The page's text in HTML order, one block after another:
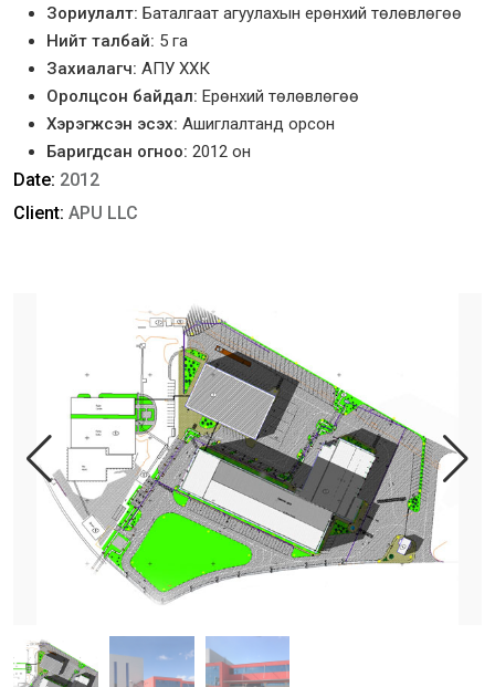
Зориулалт: Баталгаат агуулахын ерөнхий төлөвлөгөө
Нийт талбай: 5 га
Захиалагч: АПУ ХХК
Оролцсон байдал: Ерөнхий төлөвлөгөө
Хэрэгжсэн эсэх: Ашиглалтанд орсон
Баригдсан огноо: 2012 он
Date: 2012
Client: APU LLC